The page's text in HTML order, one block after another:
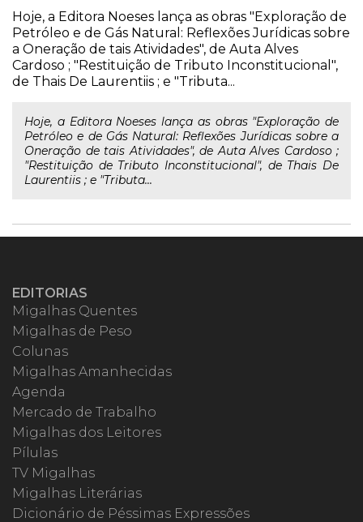
Hoje, a Editora Noeses lança as obras "Exploração de
Petróleo e de Gás Natural: Reflexões Jurídicas sobre
a Oneração de tais Atividades", de Auta Alves
Cardoso ; "Restituição de Tributo Inconstitucional",
de Thais De Laurentiis ; e "Tributa...
Hoje, a Editora Noeses lança as obras "Exploração de
Petróleo e de Gás Natural: Reflexões Jurídicas sobre a
Oneração de tais Atividades", de Auta Alves Cardoso ;
"Restituição de Tributo Inconstitucional", de Thais De
Laurentiis ; e "Tributa...
EDITORIAS
Migalhas Quentes
Migalhas de Peso
Colunas
Migalhas Amanhecidas
Agenda
Mercado de Trabalho
Migalhas dos Leitores
Pílulas
TV Migalhas
Migalhas Literárias
Dicionário de Péssimas Expressões